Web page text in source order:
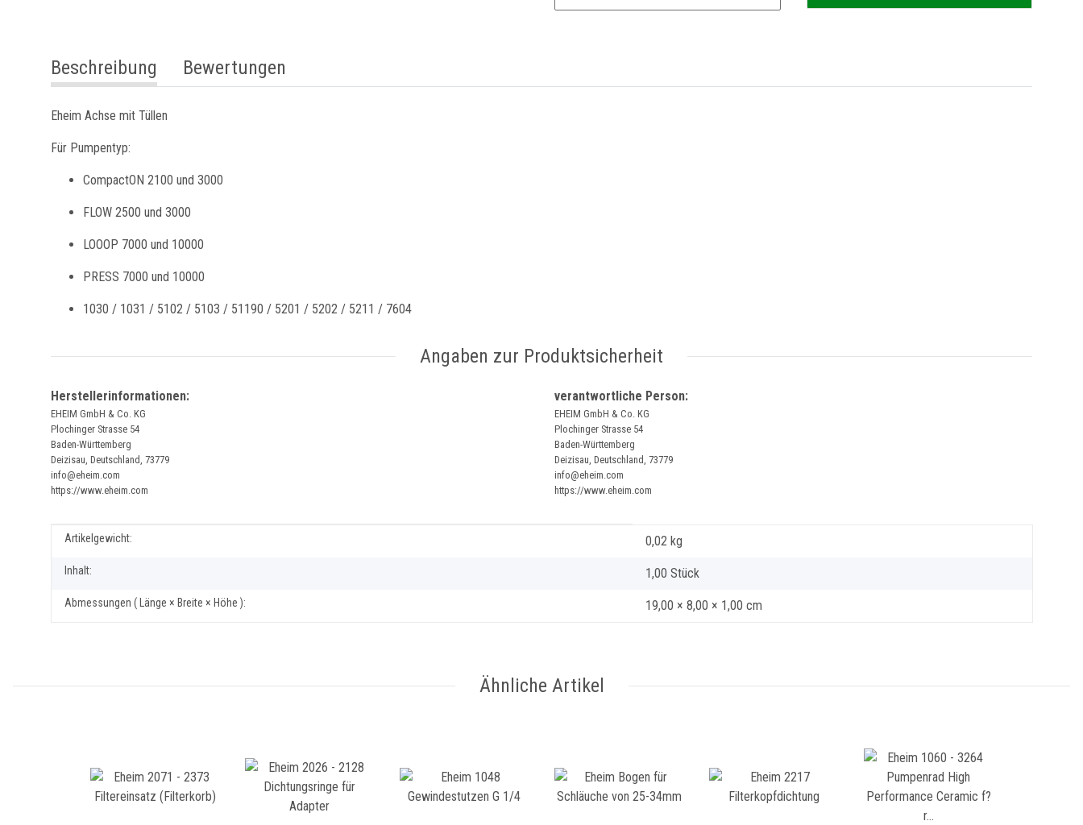
weitere Registerkarten anzeigen
Beschreibung Bewertungen
Eheim Achse mit Tüllen
Für Pumpentyp:
CompactON 2100 und 3000
FLOW 2500 und 3000
LOOOP 7000 und 10000
PRESS 7000 und 10000
1030 / 1031 / 5102 / 5103 / 51190 / 5201 / 5202 / 5211 / 7604
Angaben zur Produktsicherheit
Herstellerinformationen:
EHEIM GmbH & Co. KG
Plochinger Strasse 54
Baden-Württemberg
Deizisau, Deutschland, 73779
info@eheim.com
https://www.eheim.com
verantwortliche Person:
EHEIM GmbH & Co. KG
Plochinger Strasse 54
Baden-Württemberg
Deizisau, Deutschland, 73779
info@eheim.com
https://www.eheim.com
Produkteigenschaft
Wert
Artikelgewicht: 0,02 kg
Inhalt: 1,00 Stück
Abmessungen ( Länge × Breite × Höhe ): 19,00 × 8,00 × 1,00 cm
Ähnliche Artikel